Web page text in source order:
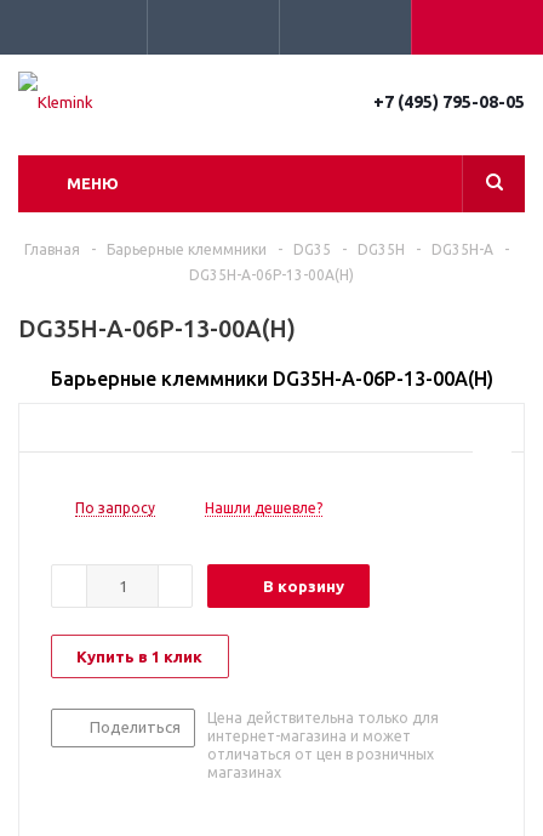
+7 (495) 795-08-05
МЕНЮ
Главная - Барьерные клеммники - DG35 - DG35H - DG35H-A
-
DG35H-A-06P-13-00A(H)
DG35H-A-06P-13-00A(H)
Барьерные клеммники DG35H-A-06P-13-00A(H)
По запросу Нашли дешевле?
В корзину
Купить в 1 клик
Поделиться
Цена действительна только для
интернет-магазина и может
отличаться от цен в розничных
магазинах